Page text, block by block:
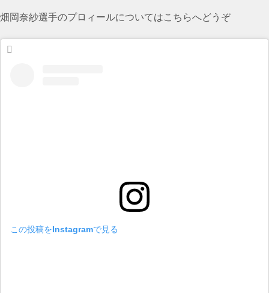
畑岡奈紗選手のプロィールについてはこちらへどうぞ
この投稿をInstagramで見る